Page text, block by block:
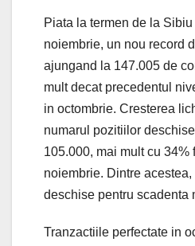
Piata la termen de la
noiembrie, un nou record
ajungand la 147.005 de
mult decat precedentul
in octombrie. Cresterea
numarul pozitiilor
105.000, mai mult cu 34%
noiembrie. Dintre
deschise pentru scadenta
Tranzactiile perfectate in